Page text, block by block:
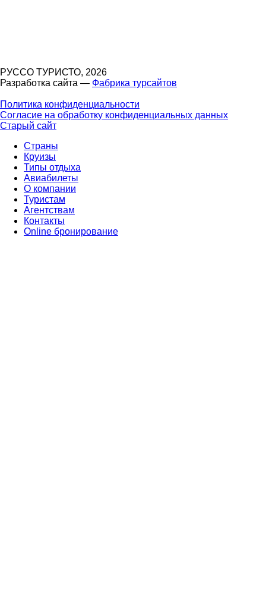
РУССО ТУРИСТО, 2026
Разработка сайта — Фабрика турсайтов
Политика конфиденциальности
Согласие на обработку конфиденциальных данных
Старый сайт
Страны
Круизы
Типы отдыха
Авиабилеты
О компании
Туристам
Агентствам
Контакты
Online бронирование